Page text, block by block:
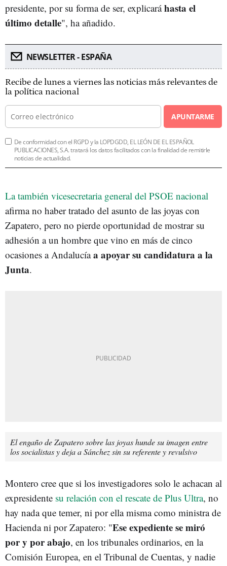
presidente, por su forma de ser, explicaráhasta el
último detalle", ha añadido.
NEWSLETTER - ESPAÑA
Recibe de lunes a viernes las noticias más relevantes de
la política nacional
APUNTARME
De conformidad con el RGPD y la LOPDGDD, EL LEÓN DE EL ESPAÑOL
PUBLICACIONES, S.A. tratará los datos facilitados con la finalidad de remitirle
noticias de actualidad.
La también vicesecretaria general del PSOE nacional
afirma no haber tratado del asunto de las joyas con
Zapatero, pero no pierde oportunidad de mostrar su
adhesión a un hombre que vino en más de cinco
ocasiones a Andalucíaa apoyar su candidatura a la
Junta.
El engaño de Zapatero sobre las joyas hunde su imagen entre
los socialistas y deja a Sánchez sin su referente y revulsivo
Montero cree que si los investigadores solo le achacan al
expresidente su relación con el rescate de Plus Ultra, no
hay nada que temer, ni por ella misma como ministra de
Hacienda ni por Zapatero: "Ese expediente se miró
por y por abajo, en los tribunales ordinarios, en la
Comisión Europea, en el Tribunal de Cuentas, y nadie